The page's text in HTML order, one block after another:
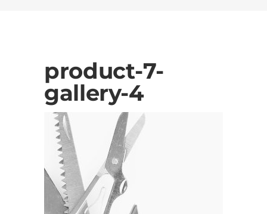
product-7-
gallery-4